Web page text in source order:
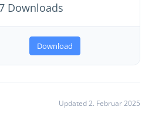
Downloads
Download
Updated 2. Februar 2025